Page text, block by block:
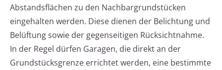
Abstandsflächen zu den Nachbargrundstücken
eingehalten werden. Diese dienen der Belichtung und
Belüftung sowie der gegenseitigen Rücksichtnahme.
In der Regel dürfen Garagen, die direkt an der
Grundstücksgrenze errichtet werden, eine bestimmte